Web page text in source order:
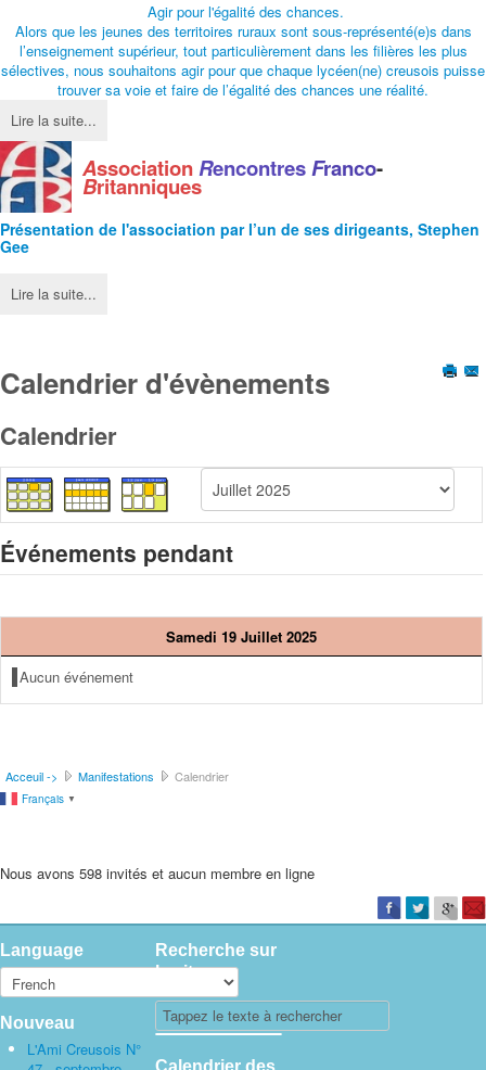
Agir pour l'égalité des chances.
Alors que les jeunes des territoires ruraux sont sous-représenté(e)s dans
l’enseignement supérieur, tout particulièrement dans les filières les plus
sélectives, nous souhaitons agir pour que chaque lycéen(ne) creusois puisse
trouver sa voie et faire de l’égalité des chances une réalité.
Lire la suite...
AssociationRencontresFranco-
Britanniques
Présentation de l'association par l’un de ses dirigeants, Stephen
Gee
Lire la suite...
Calendrier d'évènements
Calendrier
Événements pendant
Samedi 19 Juillet 2025
Aucun événement
Acceuil -> Manifestations Calendrier
Français ▼
Nous avons 598 invités et aucun membre en ligne
Language
Nouveau
L'Ami Creusois N°
Recherche sur
le site
Calendrier des